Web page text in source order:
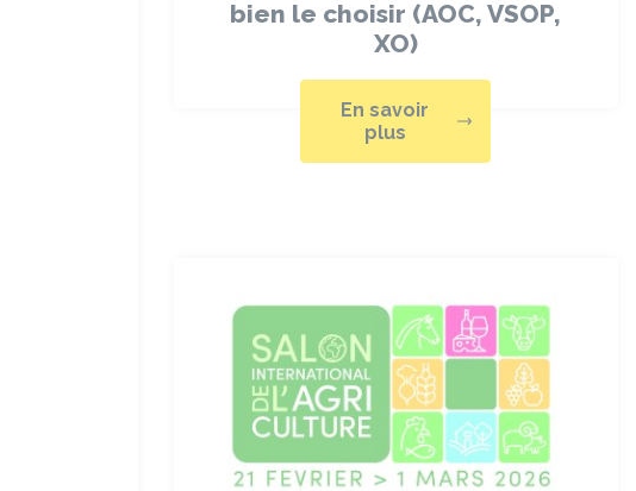
bien le choisir (AOC, VSOP,
XO)
En savoir
plus